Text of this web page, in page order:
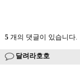
5 개의 댓글이 있습니다.
달려라호호